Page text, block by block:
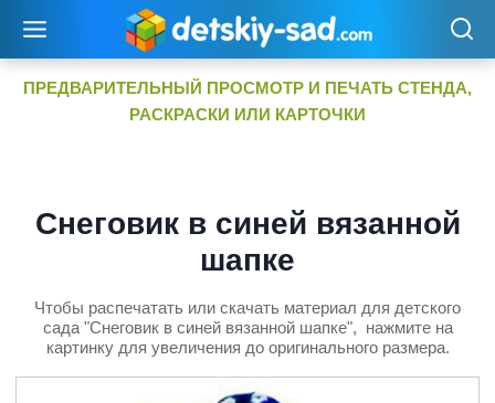
содержимому
ПРЕДВАРИТЕЛЬНЫЙ ПРОСМОТР И ПЕЧАТЬ СТЕНДА,
РАСКРАСКИ ИЛИ КАРТОЧКИ
Снеговик в синей вязанной
шапке
Чтобы распечатать или скачать материал для детского
сада "Снеговик в синей вязанной шапке", нажмите на
картинку для увеличения до оригинального размера.